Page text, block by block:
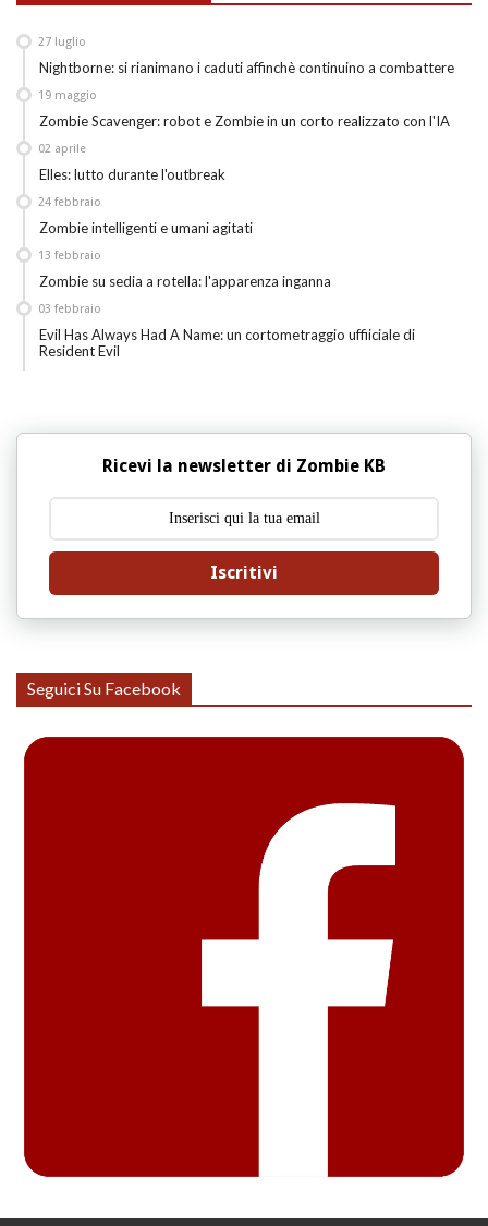
Nightborne: si rianimano i caduti affinchè continuino a combattere
27 luglio
Zombie Scavenger: robot e Zombie in un corto realizzato con l'IA
19 maggio
Elles: lutto durante l'outbreak
02 aprile
Zombie intelligenti e umani agitati
24 febbraio
Zombie su sedia a rotella: l'apparenza inganna
13 febbraio
Evil Has Always Had A Name: un cortometraggio uffiiciale di
Resident Evil
03 febbraio
Ricevi la newsletter di Zombie KB
Iscritivi
Seguici Su Facebook